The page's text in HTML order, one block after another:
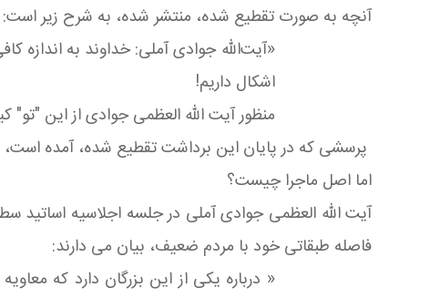
آنچه به صورت تقطیع شده، منتشر شده، به شرح زیر است:
«آیت‌الله جوادی آملی: خداوند به اندازه
اشکال داریم!
منظور آیت الله العظمی جوادی از این
پرسشی که در پایان این برداشت تقطیع شده، آمده
اما اصل ماجرا چیست؟
فاصله طبقاتی خود با مردم ضعیف، بیان می دارند:
« درباره یکی از این بزرگان دارد که